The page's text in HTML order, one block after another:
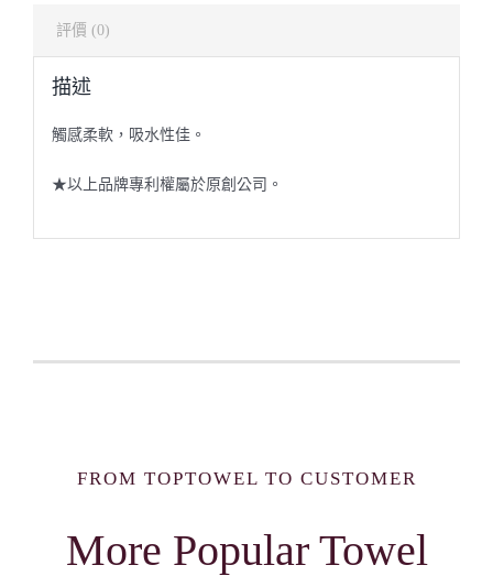
評價 (0)
描述
觸感柔軟，吸水性佳。
★以上品牌專利權屬於原創公司。
FROM TOPTOWEL TO CUSTOMER
More Popular Towel